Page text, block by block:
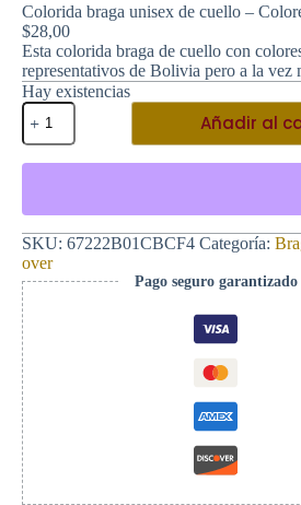
Colorida braga unisex de cuello –
$28,00
Esta colorida braga de cuello con
representativos de Bolivia pero a la vez
Hay existencias
Colorida
braga
unisex
de
Colores
Bolivianos
cantidad
Añadir al
SKU: 67222B01CBCF4 Categoría:
over
Pago seguro garantizado